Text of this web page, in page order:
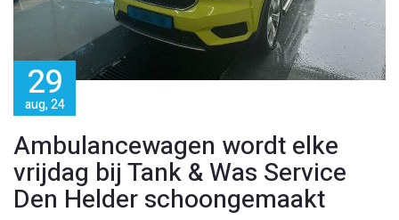
29
aug, 24
Ambulancewagen wordt elke
vrijdag bij Tank & Was Service
Den Helder schoongemaakt